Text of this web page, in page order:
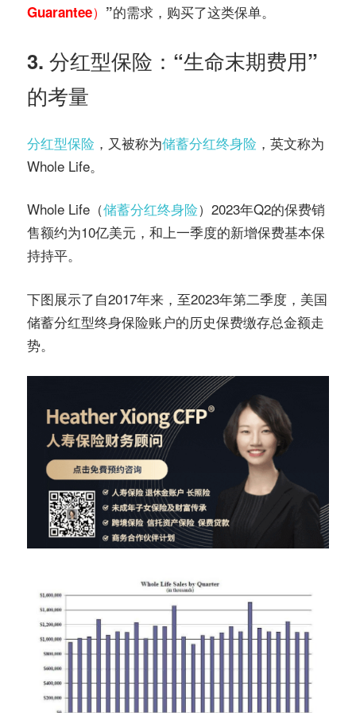
Guarantee） ”的需求 ， 购买了这类保单。
3. 分红型保险：“生命末期费用”
的考量
分红型保险 ，又被称为储蓄分红终身险 ，英文称为
Whole Life。
Whole Life（储蓄分红终身险）2023年Q2的保费销
售额约为10亿美元，和上一季度的新增保费基本保
持持平。
下图展示了自2017年来，至2023年第二季度，美国
储蓄分红型终身保险账户的历史保费缴存总金额走
势。